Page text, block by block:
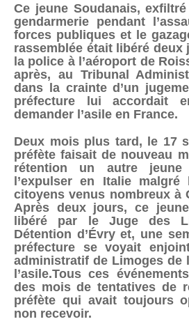
Ce jeune Soudanais,
gendarmerie pendant
forces publiques et le
rassemblée était libéré
la police à l’aéroport de
après, au Tribunal
dans la crainte d’un
préfecture lui accordait
demander l’asile en France.
Deux mois plus tard, le 17
préfète faisait de nouveau
rétention un autre jeune
l’expulser en Italie
citoyens venus nombreux à
Après deux jours, ce
libéré par le Juge des
Détention d’Évry et, une
préfecture se voyait
administratif de Limoges de
l’asile.Tous ces
des mois de tentatives de
préfète qui avait toujours
non recevoir.